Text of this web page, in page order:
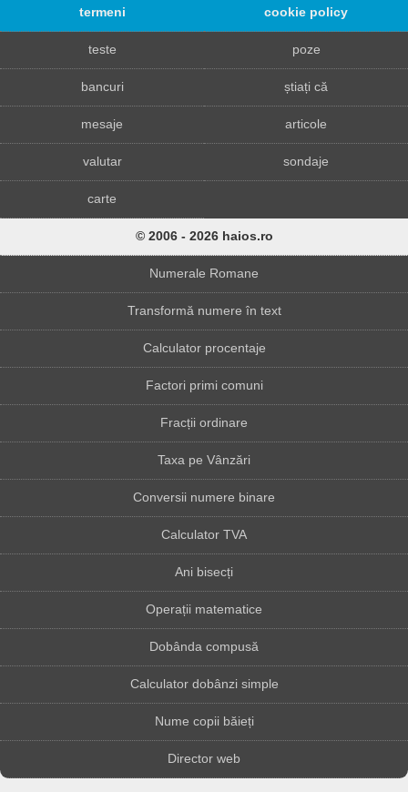
termeni cookie policy
teste poze
bancuri știați că
mesaje articole
valutar sondaje
carte
© 2006 - 2026 haios.ro
Numerale Romane
Transformă numere în text
Calculator procentaje
Factori primi comuni
Fracții ordinare
Taxa pe Vânzări
Conversii numere binare
Calculator TVA
Ani bisecți
Operații matematice
Dobânda compusă
Calculator dobânzi simple
Nume copii băieți
Director web